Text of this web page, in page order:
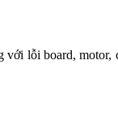
lỗi board, motor,